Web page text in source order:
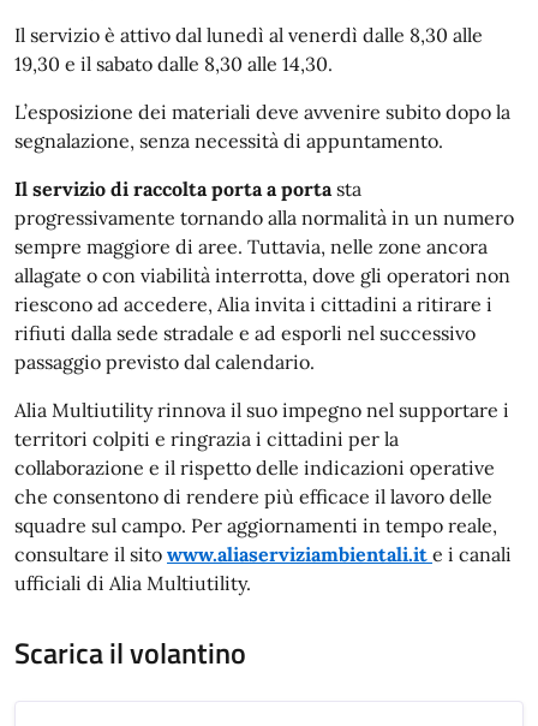
Il servizio è attivo dal lunedì al venerdì dalle 8,30 alle
19,30 e il sabato dalle 8,30 alle 14,30.
L’esposizione dei materiali deve avvenire subito dopo la
segnalazione, senza necessità di appuntamento.
Il servizio di raccolta porta a porta sta
progressivamente tornando alla normalità in un numero
sempre maggiore di aree. Tuttavia, nelle zone ancora
allagate o con viabilità interrotta, dove gli operatori non
riescono ad accedere, Alia invita i cittadini a ritirare i
rifiuti dalla sede stradale e ad esporli nel successivo
passaggio previsto dal calendario.
Alia Multiutility rinnova il suo impegno nel supportare i
territori colpiti e ringrazia i cittadini per la
collaborazione e il rispetto delle indicazioni operative
che consentono di rendere più efficace il lavoro delle
squadre sul campo. Per aggiornamenti in tempo reale,
consultare il sito www.aliaserviziambientali.it e i canali
ufficiali di Alia Multiutility.
Scarica il volantino